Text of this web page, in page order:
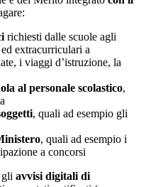
richiesti dalle scuole agli
extracurriculari a
i viaggi d’istruzione, la
al personale scolastico,
, quali ad esempio gli
, quali ad esempio i
a concorsi
gli avvisi digitali di